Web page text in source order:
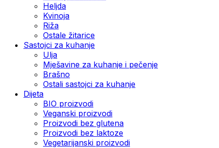
Heljda
Kvinoja
Riža
Ostale žitarice
Sastojci za kuhanje
Ulja
Mješavine za kuhanje i pečenje
Brašno
Ostali sastojci za kuhanje
Dijeta
BIO proizvodi
Veganski proizvodi
Proizvodi bez glutena
Proizvodi bez laktoze
Vegetarijanski proizvodi